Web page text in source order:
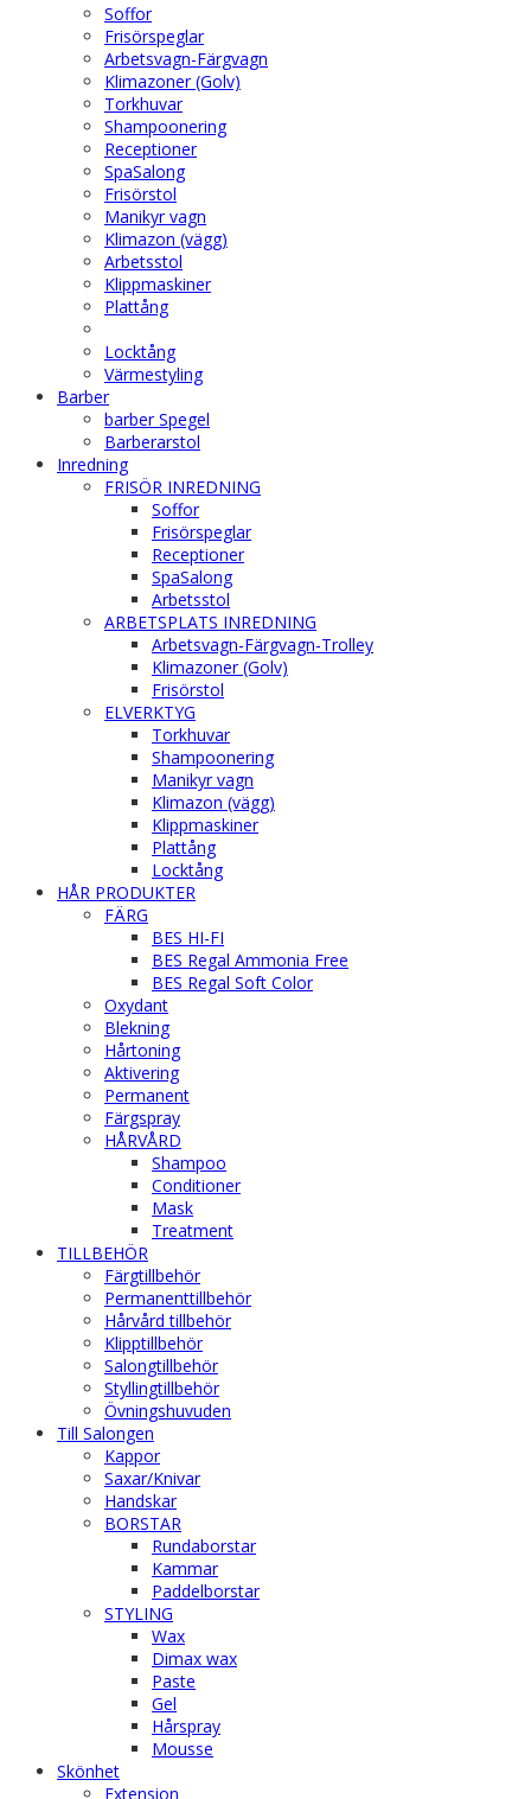
Soffor
Frisörspeglar
Arbetsvagn-Färgvagn
Klimazoner (Golv)
Torkhuvar
Shampoonering
Receptioner
SpaSalong
Frisörstol
Manikyr vagn
Klimazon (vägg)
Arbetsstol
Klippmaskiner
Plattång
Locktång
Värmestyling
Barber
barber Spegel
Barberarstol
Inredning
FRISÖR INREDNING
Soffor
Frisörspeglar
Receptioner
SpaSalong
Arbetsstol
ARBETSPLATS INREDNING
Arbetsvagn-Färgvagn-Trolley
Klimazoner (Golv)
Frisörstol
ELVERKTYG
Torkhuvar
Shampoonering
Manikyr vagn
Klimazon (vägg)
Klippmaskiner
Plattång
Locktång
HÅR PRODUKTER
FÄRG
BES HI-FI
BES Regal Ammonia Free
BES Regal Soft Color
Oxydant
Blekning
Hårtoning
Aktivering
Permanent
Färgspray
HÅRVÅRD
Shampoo
Conditioner
Mask
Treatment
TILLBEHÖR
Färgtillbehör
Permanenttillbehör
Hårvård tillbehör
Klipptillbehör
Salongtillbehör
Styllingtillbehör
Övningshuvuden
Till Salongen
Kappor
Saxar/Knivar
Handskar
BORSTAR
Rundaborstar
Kammar
Paddelborstar
STYLING
Wax
Dimax wax
Paste
Gel
Hårspray
Mousse
Skönhet
Extension